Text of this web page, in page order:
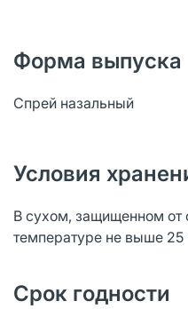
Форма выпуска
Спрей назальный
Условия
В сухом, защищенном от
температуре не выше 25
Срок годности